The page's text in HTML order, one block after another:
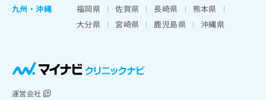
九州・沖縄
福岡県 佐賀県 長崎県
熊本県
大分県
宮崎県 鹿児島県 沖縄県
運営会社